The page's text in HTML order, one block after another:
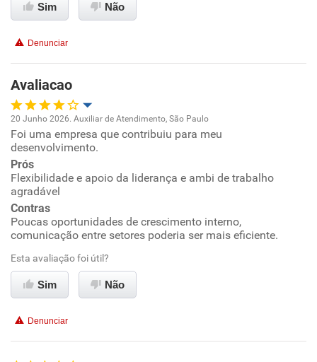
Benefícios
Recomenda esta empresa
Recomenda a diretoria
Sim Não
Denunciar
Avaliacao
Oportunidade de promoção
Ambiente de trabalho
Conciliação com a vida familiar
Benefícios
Não recomenda a diretoria
20 Junho 2026. Auxiliar de Atendimento, São Paulo
Foi uma empresa que contribuiu para meu
desenvolvimento.
Prós
Flexibilidade e apoio da liderança e ambi de trabalho
agradável
Contras
Poucas oportunidades de crescimento interno,
comunicação entre setores poderia ser mais eficiente.
Esta avaliação foi útil?
Sim Não
Denunciar